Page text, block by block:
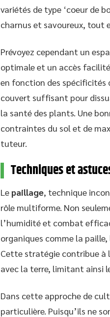
variétés de type ‘coeur de
charnus et savoureux, tout
Prévoyez cependant un
optimale et un accès
en fonction des spécificités
couvert suffisant pour
la santé des plants. Une
contraintes du sol et de
tuteur.
Techniques et
Le paillage, technique
rôle multiforme. Non
l’humidité et combat
organiques comme la
Cette stratégie contribue
avec la terre, limitant ainsi
Dans cette approche de
particulière. Puisqu’ils ne